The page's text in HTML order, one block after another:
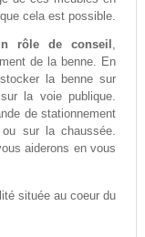
cela est possible.
rôle de conseil ,
de la benne. En
la benne sur
la voie publique.
de stationnement
sur la chaussée.
aiderons en vous
située au coeur du